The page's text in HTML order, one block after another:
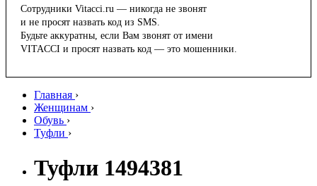
Сотрудники Vitacci.ru — никогда не звонят
и не просят назвать код из SMS.
Будьте аккуратны, если Вам звонят от имени
VITACCI и просят назвать код — это мошенники.
Главная ›
Женщинам ›
Обувь ›
Туфли ›
Туфли 1494381